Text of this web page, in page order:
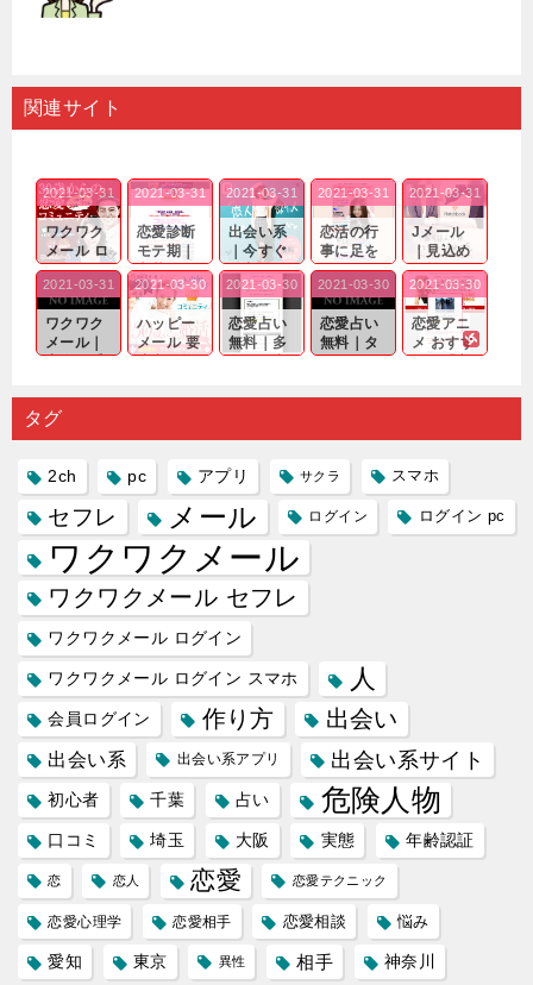
関連サイト
ワクワク
メール ロ
グイン pc
｜心の底
から真
剣...
2021-03-31
恋愛診断
モテ期｜
老若男女
問わ
ず…。
2021-03-31
出会い系
｜今すぐ
仲良くな
れる相手
探しをし
たいと...
2021-03-31
恋活の行
事に足を
運んでも
出会いの
チャンス
が訪れ...
2021-03-31
Jメール
｜見込め
る効果が
確実なも
のであっ
ても…...
2021-03-31
ワクワク
メール｜
り会った
人に軽...
2021-03-31
ハッピー
メール 要
するので
2021-03-30
恋愛占い
無料｜多
プリの内
2021-03-30
恋愛占い
無料｜タ
る人に恋
2021-03-30
恋愛アニ
メ おすす
雑で素人
2021-03-30
タグ
2ch pc アプリ サクラ スマホ
セフレ メール ログイン ログイン pc
ワクワクメール
ワクワクメール セフレ
ワクワクメール ログイン
ワクワクメール ログイン スマホ 人
会員ログイン 作り方 出会い
出会い系 出会い系アプリ 出会い系サイト
初心者 千葉 占い 危険人物
口コミ 埼玉 大阪 実態 年齢認証
恋 恋人 恋愛 恋愛テクニック
恋愛心理学 恋愛相手 恋愛相談 悩み
愛知 東京 異性 相手 神奈川